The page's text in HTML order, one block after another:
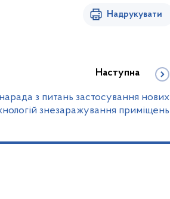
Надрукувати
Наступна
з питань застосування нових
знезаражування приміщень